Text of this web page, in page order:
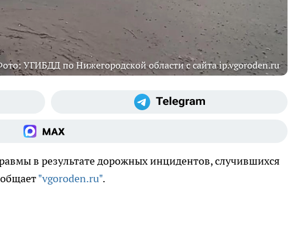
УГИБДД по Нижегородской области с сайта ip.vgoroden.ru
в результате дорожных инцидентов, случившихся
"vgoroden.ru".